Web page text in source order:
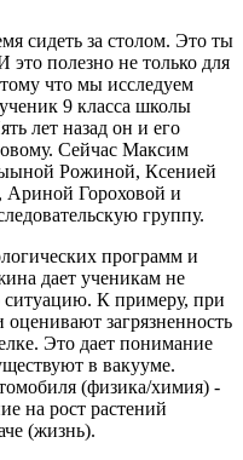
сидеть за столом. Это ты
полезно не только для
что мы исследуем
9 класса школы
лет назад он и его
Сейчас Максим
Рожиной, Ксенией
Гороховой и
группу.
программ и
дает ученикам не
ситуацию. К примеру, при
загрязненность
Это дает понимание
в вакууме.
(физика/химия) -
на рост растений
(жизнь).